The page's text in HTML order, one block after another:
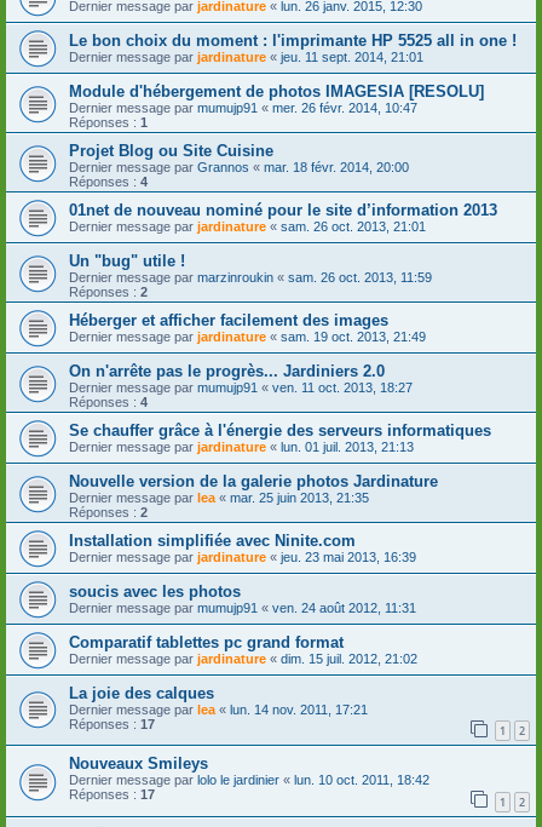
Dernier message par jardinature « lun. 26 janv. 2015, 12:30
Le bon choix du moment : l'imprimante HP 5525 all in one !
Dernier message par jardinature « jeu. 11 sept. 2014, 21:01
Module d'hébergement de photos IMAGESIA [RESOLU]
Dernier message par mumujp91 « mer. 26 févr. 2014, 10:47
Réponses : 1
Projet Blog ou Site Cuisine
Dernier message par Grannos « mar. 18 févr. 2014, 20:00
Réponses : 4
01net de nouveau nominé pour le site d’information 2013
Dernier message par jardinature « sam. 26 oct. 2013, 21:01
Un "bug" utile !
Dernier message par marzinroukin « sam. 26 oct. 2013, 11:59
Réponses : 2
Héberger et afficher facilement des images
Dernier message par jardinature « sam. 19 oct. 2013, 21:49
On n'arrête pas le progrès... Jardiniers 2.0
Dernier message par mumujp91 « ven. 11 oct. 2013, 18:27
Réponses : 4
Se chauffer grâce à l'énergie des serveurs informatiques
Dernier message par jardinature « lun. 01 juil. 2013, 21:13
Nouvelle version de la galerie photos Jardinature
Dernier message par lea « mar. 25 juin 2013, 21:35
Réponses : 2
Installation simplifiée avec Ninite.com
Dernier message par jardinature « jeu. 23 mai 2013, 16:39
soucis avec les photos
Dernier message par mumujp91 « ven. 24 août 2012, 11:31
Comparatif tablettes pc grand format
Dernier message par jardinature « dim. 15 juil. 2012, 21:02
La joie des calques
Dernier message par lea « lun. 14 nov. 2011, 17:21
Réponses : 17 1 2
Nouveaux Smileys
Dernier message par lolo le jardinier « lun. 10 oct. 2011, 18:42
Réponses : 17 1 2